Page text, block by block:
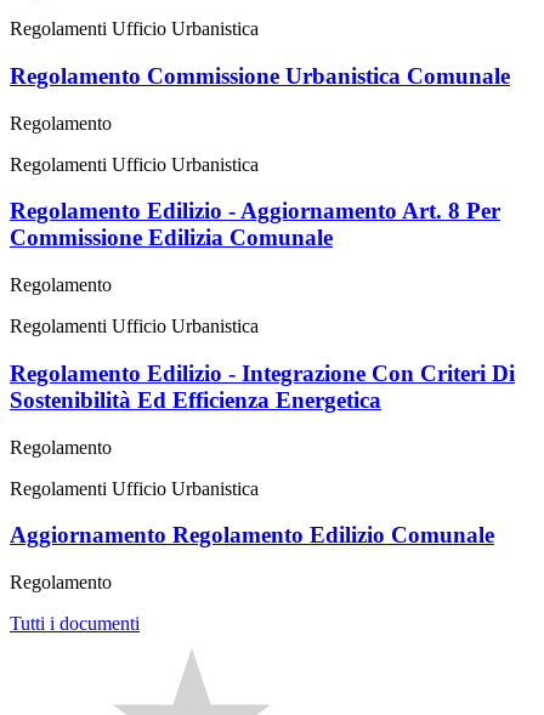
Regolamenti Ufficio Urbanistica
Regolamento Commissione Urbanistica Comunale
Regolamento
Regolamenti Ufficio Urbanistica
Regolamento Edilizio - Aggiornamento Art. 8 Per
Commissione Edilizia Comunale
Regolamento
Regolamenti Ufficio Urbanistica
Regolamento Edilizio - Integrazione Con Criteri Di
Sostenibilità Ed Efficienza Energetica
Regolamento
Regolamenti Ufficio Urbanistica
Aggiornamento Regolamento Edilizio Comunale
Regolamento
Tutti i documenti